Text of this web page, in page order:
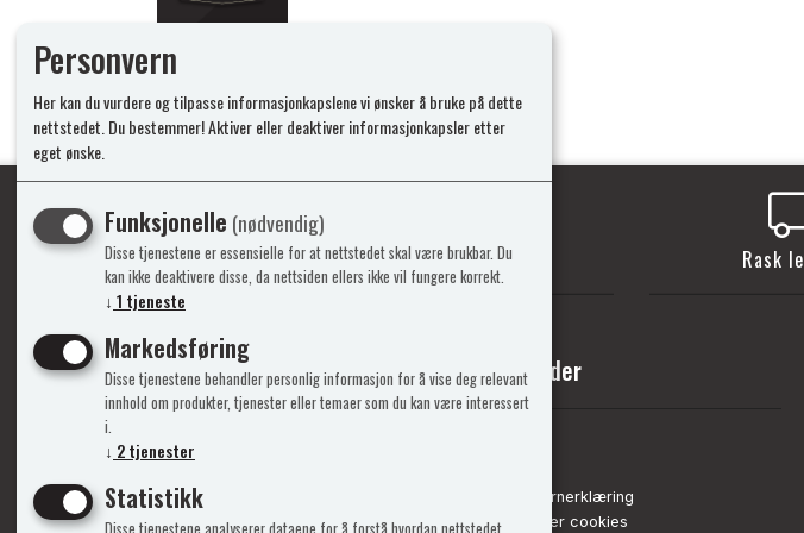
Ypperlig kvalitet Rask
Info
Kontakt Oss
Om Oss
Mine sider
Personvernerklæring
Administrer cookies
Personvern
Her kan du vurdere og tilpasse informasjonkapslene vi ønsker å bruke på dette
nettstedet. Du bestemmer! Aktiver eller deaktiver informasjonkapsler etter
eget ønske.
Funksjonelle (nødvendig)
Disse tjenestene er essensielle for at nettstedet skal være brukbar. Du
kan ikke deaktivere disse, da nettsiden ellers ikke vil fungere korrekt.
↓ 1 tjeneste
Markedsføring
Disse tjenestene behandler personlig informasjon for å vise deg relevant
innhold om produkter, tjenester eller temaer som du kan være interessert
i.
↓ 2tjenester
Statistikk